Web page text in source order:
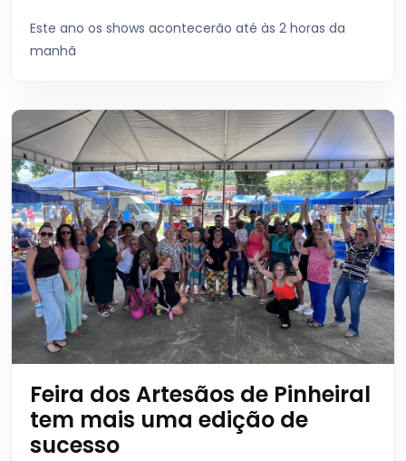
Este ano os shows acontecerão até às 2 horas da
manhã
Feira dos Artesãos de Pinheiral
tem mais uma edição de
sucesso